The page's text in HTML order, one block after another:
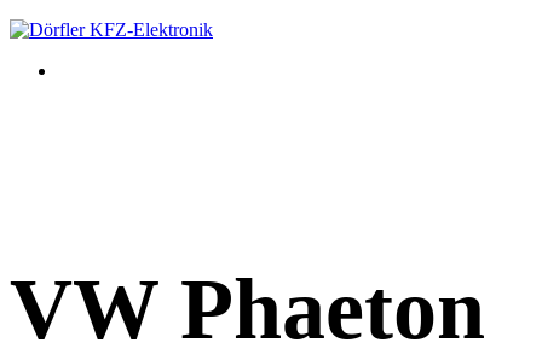
VW Phaeton